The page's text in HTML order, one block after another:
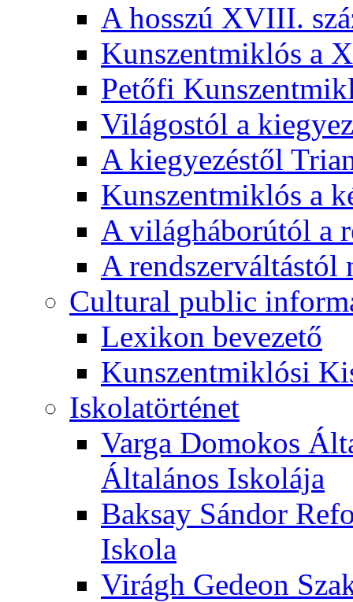
A hosszú XVIII.
Kunszentmiklós a
Petőfi
Világostól a
A kiegyezéstől
Kunszentmiklós a
A világháborútól a
A rendszerváltástól
Cultural public
Lexikon bevezető
Kunszentmiklósi
Iskolatörténet
Varga Domokos
Általános Iskolája
Baksay Sándor
Iskola
Virágh Gedeon